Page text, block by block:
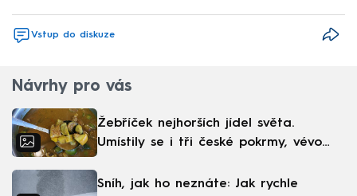
Vstup do diskuze
Návrhy pro vás
Žebříček nejhorších jídel světa.
Umístily se i tři české pokrmy, vévodí
Sníh, jak ho neznáte: Jak rychle